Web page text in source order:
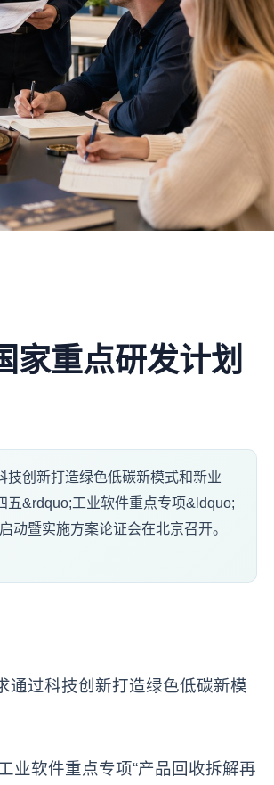
家重点研发计划
创新打造绿色低碳新模式和新业
五&rdquo;工业软件重点专项&ldquo;
动暨实施方案论证会在北京召开。
通过科技创新打造绿色低碳新模
业软件重点专项“产品回收拆解再